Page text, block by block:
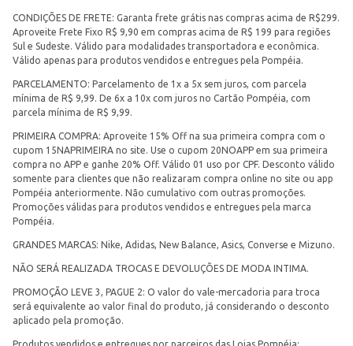
CONDIÇÕES DE FRETE: Garanta frete grátis nas compras acima de R$299.
Aproveite Frete Fixo R$ 9,90 em compras acima de R$ 199 para regiões
Sul e Sudeste. Válido para modalidades transportadora e econômica.
Válido apenas para produtos vendidos e entregues pela Pompéia.
PARCELAMENTO: Parcelamento de 1x a 5x sem juros, com parcela
mínima de R$ 9,99. De 6x a 10x com juros no Cartão Pompéia, com
parcela mínima de R$ 9,99.
PRIMEIRA COMPRA: Aproveite 15% Off na sua primeira compra com o
cupom 15NAPRIMEIRA no site. Use o cupom 20NOAPP em sua primeira
compra no APP e ganhe 20% Off. Válido 01 uso por CPF. Desconto válido
somente para clientes que não realizaram compra online no site ou app
Pompéia anteriormente. Não cumulativo com outras promoções.
Promoções válidas para produtos vendidos e entregues pela marca
Pompéia.
GRANDES MARCAS: Nike, Adidas, New Balance, Asics, Converse e Mizuno.
NÃO SERÁ REALIZADA TROCAS E DEVOLUÇÕES DE MODA INTIMA.
PROMOÇÃO LEVE 3, PAGUE 2: O valor do vale-mercadoria para troca
será equivalente ao valor final do produto, já considerando o desconto
aplicado pela promoção.